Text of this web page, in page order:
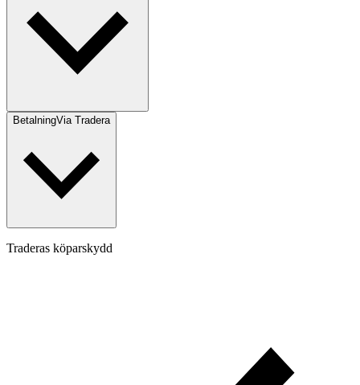
BetalningVia Tradera
Traderas köparskydd